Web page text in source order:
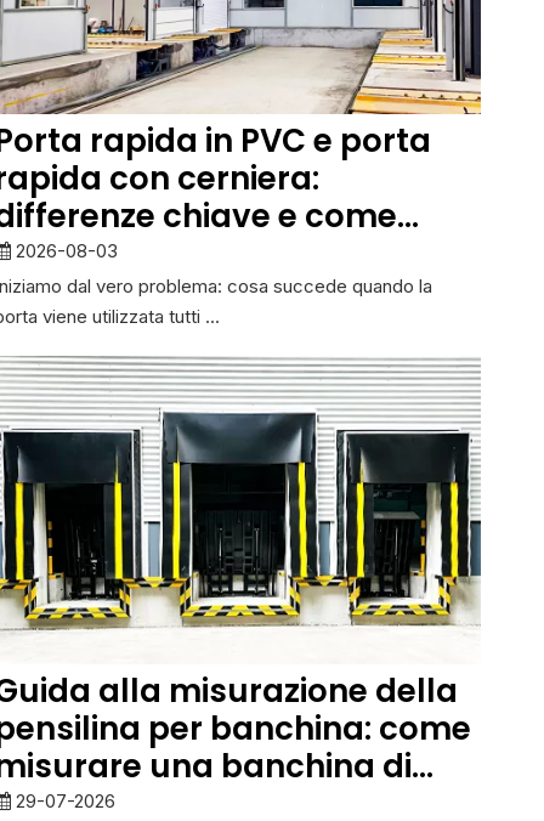
rapida in PVC e porta
con cerniera:
chiave e come
2026-08-03
dal vero problema: cosa succede quando la
viene utilizzata tutti ...
alla misurazione della
per banchina: come
una banchina di
prima
29-07-2026